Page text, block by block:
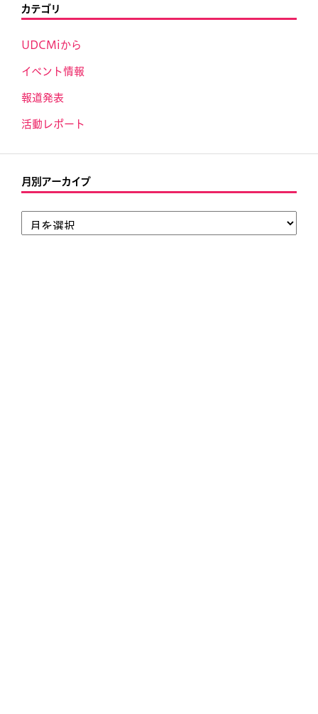
カテゴリ
UDCMiから
イベント情報
報道発表
活動レポート
月別アーカイブ